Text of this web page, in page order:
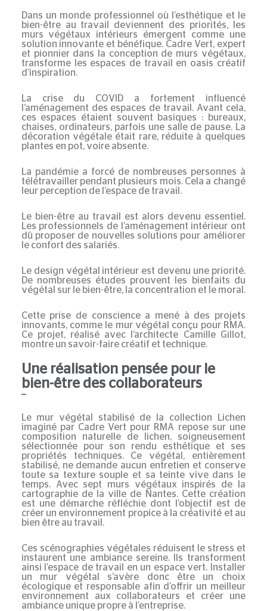
Dans un monde professionnel où l’esthétique et le
bien-être au travail deviennent des priorités, les
murs végétaux intérieurs émergent comme une
solution innovante et bénéfique. Cadre Vert, expert
et pionnier dans la conception de murs végétaux,
transforme les espaces de travail en oasis créatif
d’inspiration.
La crise du COVID a fortement influencé
l’aménagement des espaces de travail. Avant cela,
ces espaces étaient souvent basiques : bureaux,
chaises, ordinateurs, parfois une salle de pause. La
décoration végétale était rare, réduite à quelques
plantes en pot, voire absente.
La pandémie a forcé de nombreuses personnes à
télétravailler pendant plusieurs mois. Cela a changé
leur perception de l’espace de travail.
Le bien-être au travail est alors devenu essentiel.
Les professionnels de l’aménagement intérieur ont
dû proposer de nouvelles solutions pour améliorer
le confort des salariés.
Le design végétal intérieur est devenu une priorité.
De nombreuses études prouvent les bienfaits du
végétal sur le bien-être, la concentration et le moral.
Cette prise de conscience a mené à des projets
innovants, comme le mur végétal conçu pour RMA.
Ce projet, réalisé avec l’architecte Camille Gillot,
montre un savoir-faire créatif et technique.
Une réalisation pensée pour le
bien-être des collaborateurs
Le mur végétal stabilisé de la
collection Lichen
imaginé par Cadre Vert pour RMA repose sur une
composition naturelle de lichen, soigneusement
sélectionnée pour son rendu esthétique et ses
propriétés techniques. Ce végétal, entièrement
stabilisé, ne demande aucun entretien et conserve
toute sa texture souple et sa teinte vive dans le
temps. Avec sept murs végétaux inspirés de la
cartographie de la ville de Nantes. Cette création
est une démarche réfléchie dont l’objectif est de
créer un environnement propice à la créativité et au
bien être au travail.
Ces scénographies végétales réduisent le stress et
instaurent une ambiance sereine. Ils transforment
ainsi l’espace de travail en un espace vert. Installer
un mur végétal s’avère donc être un choix
écologique et responsable afin d’offrir un meilleur
environnement aux collaborateurs et créer une
ambiance unique propre à l’entreprise.